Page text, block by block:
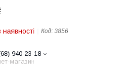
Код: 3856
940-23-18
магазин